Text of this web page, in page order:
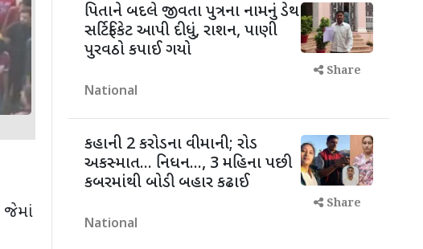
જેમાં
પિતાને બદલે જીવતા પુત્રના નામનું ડેથ
સર્ટિફિકેટ આપી દીધું, રાશન, પાણી
પુરવઠો કપાઈ ગયો
National
Share
કહાની 2 કરોડના વીમાની; રોડ
અકસ્માત... નિધન..., 3 મહિના પછી
કબરમાંથી બોડી બહાર કઢાઈ
National
Share